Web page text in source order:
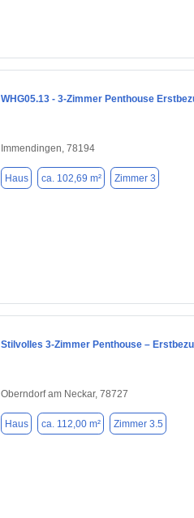
WHG05.13 - 3-Zimmer Penthouse
Immendingen, 78194
Haus ca. 102,69 m² Zimmer 3
Stilvolles 3-Zimmer Penthouse –
Oberndorf am Neckar, 78727
Haus ca. 112,00 m² Zimmer 3.5